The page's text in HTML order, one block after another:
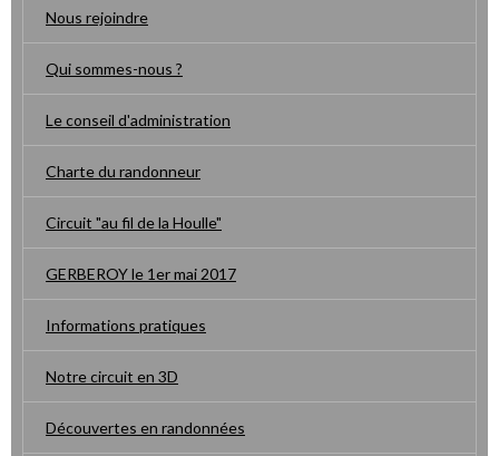
Nous rejoindre
Qui sommes-nous ?
Le conseil d'administration
Charte du randonneur
Circuit "au fil de la Houlle"
GERBEROY le 1er mai 2017
Informations pratiques
Notre circuit en 3D
Découvertes en randonnées